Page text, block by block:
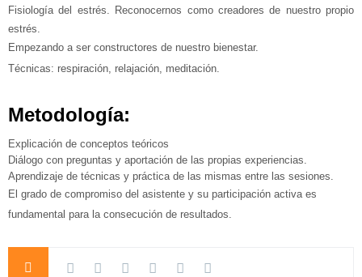
Fisiología del estrés. Reconocernos como creadores de nuestro propio
estrés.
Empezando a ser constructores de nuestro bienestar.
Técnicas: respiración, relajación, meditación.
Metodología:
Explicación de conceptos teóricos
Diálogo con preguntas y aportación de las propias experiencias.
Aprendizaje de técnicas y práctica de las mismas entre las sesiones.
El grado de compromiso del asistente y su participación activa es
fundamental para la consecución de resultados.